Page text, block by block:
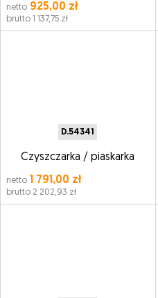
netto 925,00 zł
brutto 1 137,75 zł
D.54341
Czyszczarka / piaskarka
netto 1 791,00 zł
brutto 2 202,93 zł